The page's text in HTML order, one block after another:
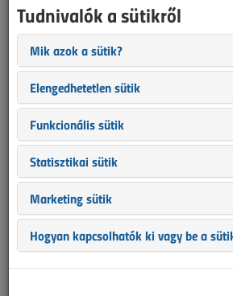
2021/1-2. lapszám| VL online |
Figylem! Ez a cikk 5 éve frissült utoljára. A
információk mára aktualitásukat
helyenként hiányos lehet (képek, táblázatok
Tudnivalók a sütikről
Mik azok a sütik?
Elengedhetetlen sütik
Funkcionális sütik
Statisztikai sütik
Marketing sütik
Hogyan kapcsolhatók ki vagy be a